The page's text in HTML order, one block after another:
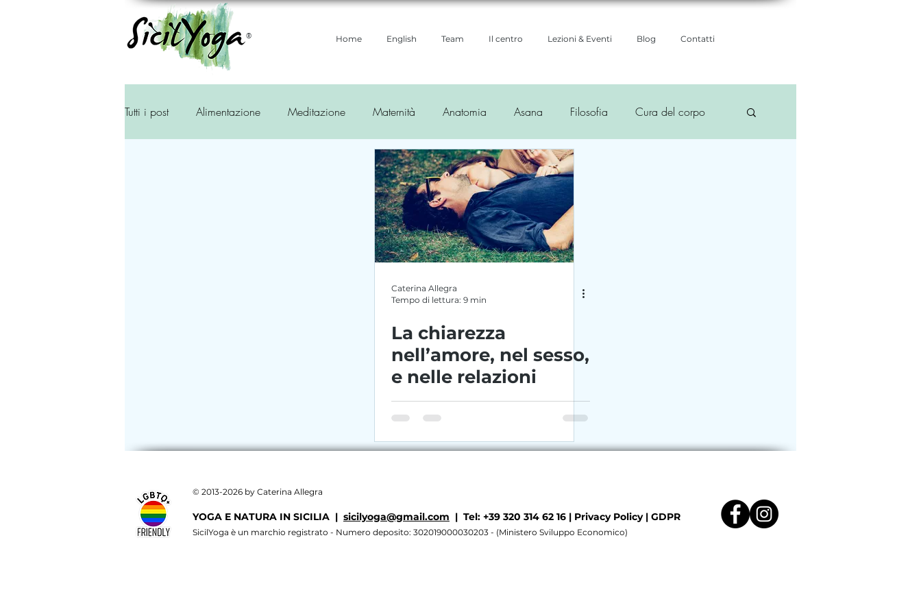
® Home English Team Il centro Lezioni & Eventi Blog Contatti
Tutti i post Alimentazione Meditazione Maternità Anatomia Asana Filosofia Cura del corpo
Ayurveda
Caterina Allegra
Tempo di lettura: 9 min
La chiarezza
nell’amore, nel sesso,
e nelle relazioni
​© 2013-2026 by Caterina Allegra
YOGA E NATURA IN SICILIA | sicilyoga@gmail.com | Tel: +39 320 314 62 16 | Privacy Policy| GDPR
SicilYoga è un marchio registrato - Numero deposito: 302019000030203 - (Ministero Sviluppo Economico)